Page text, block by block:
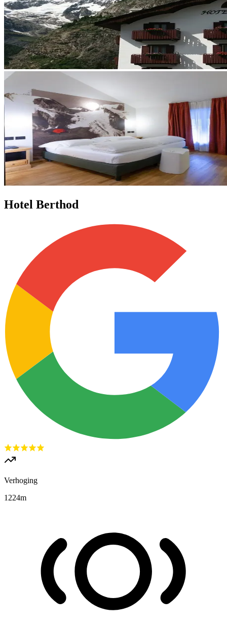
Hotel Berthod
Verhoging
1224m